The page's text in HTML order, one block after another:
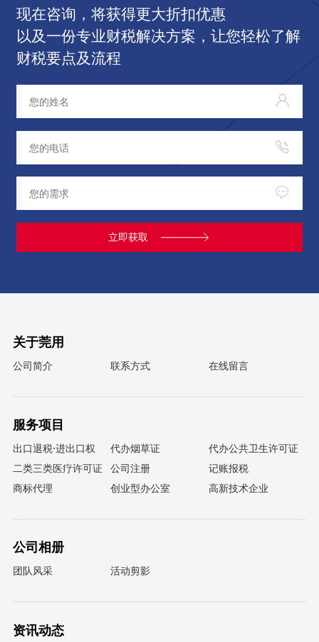
现在咨询，将获得更大折扣优惠
以及一份专业财税解决方案，让您轻松了解
财税要点及流程
立即获取
关于莞用
公司简介 联系方式 在线留言
服务项目
出口退税·进出口权 代办烟草证
代办公共卫生许可证
二类三类医疗许可证
公司注册
记账报税
商标代理
创业型办公室 高新技术企业
公司相册
团队风采 活动剪影
资讯动态